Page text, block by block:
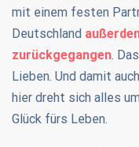
mit einem festen
Deutschland
zurückgegangen.
Lieben. Und damit
hier dreht sich alles
Glück fürs Leben.